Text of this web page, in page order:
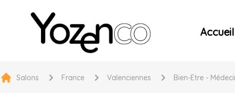
Yozenco - Organisateur de Salons, Evénements et
Accueil
Salons France Valenciennes Bien-Etre -